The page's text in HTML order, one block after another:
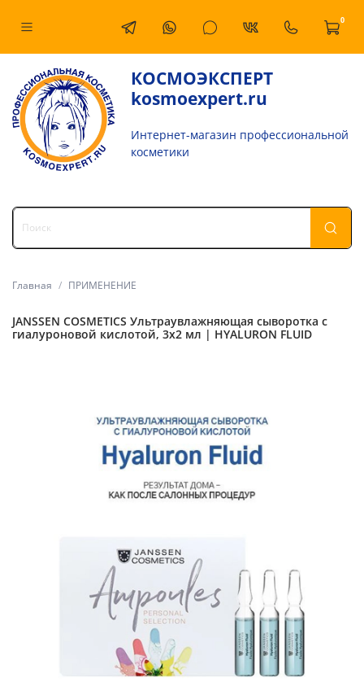
0
КОСМОЭКСПЕРТ
kosmoexpert.ru
Интернет-магазин профессиональной
косметики
Главная ПРИМЕНЕНИЕ
JANSSEN COSMETICS Ультраувлажняющая сыворотка с
гиалуроновой кислотой, 3x2 мл | HYALURON FLUID